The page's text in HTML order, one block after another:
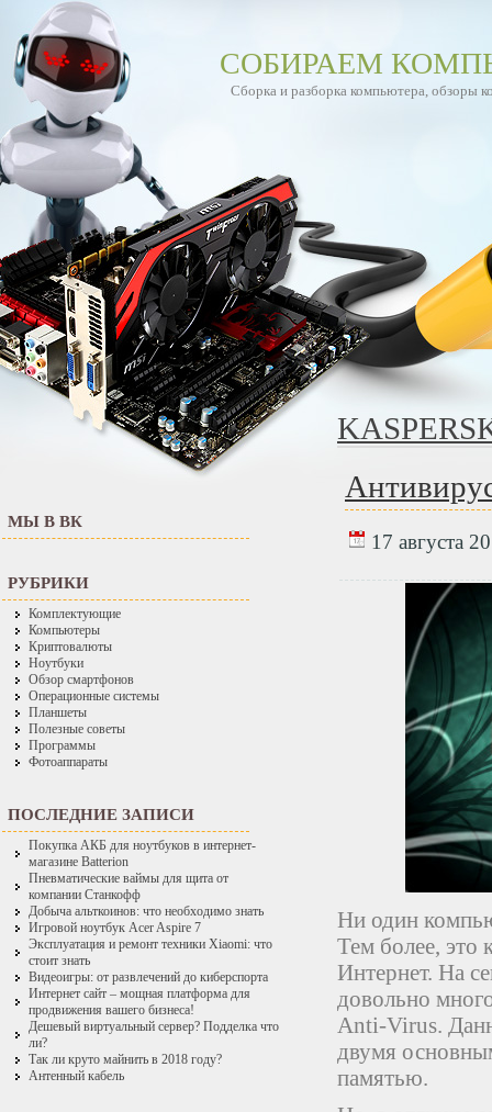
СОБИРАЕМ
Сборка и разборка компьютера, обзоры
МЫ В ВК
РУБРИКИ
Комплектующие
Компьютеры
Криптовалюты
Ноутбуки
Обзор смартфонов
Операционные системы
Планшеты
Полезные советы
Программы
Фотоаппараты
ПОСЛЕДНИЕ ЗАПИСИ
Покупка АКБ для ноутбуков в интернет-
магазине Batterion
Пневматические ваймы для щита от
компании Станкофф
Добыча альткоинов: что необходимо знать
Игровой ноутбук Acer Aspire 7
Эксплуатация и ремонт техники Xiaomi: что
стоит знать
Видеоигры: от развлечений до киберспорта
Интернет сайт – мощная платформа для
продвижения вашего бизнеса!
Дешевый виртуальный сервер? Подделка что
ли?
Так ли круто майнить в 2018 году?
Антенный кабель
17 августа
Ни один
Тем более, это
Интернет. На
довольно
Anti-Virus.
двумя
памятью.